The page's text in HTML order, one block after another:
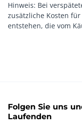
Hinweis: Bei
zusätzliche Kosten
entstehen, die vom
Folgen Sie uns
Laufenden